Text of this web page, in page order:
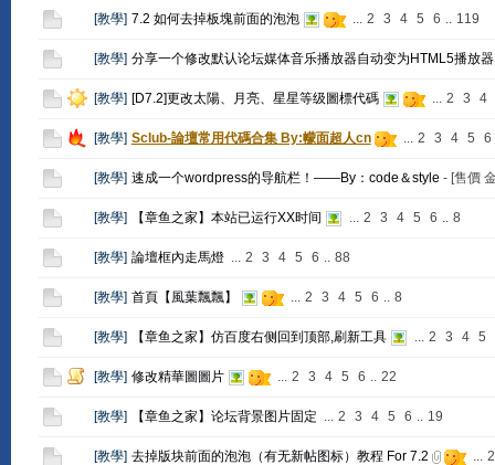
[教學] 7.2 如何去掉板塊前面的泡泡 ... 2 3 4 5 6 .. 119
[教學] 分享一个修改默认论坛媒体音乐播放器自动变为HTML5播放器
[教學] [D7.2]更改太陽、月亮、星星等级圖標代碼 ... 2 3 4
[教學] Sclub-論壇常用代碼合集 By:幪面超人cn ... 2 3 4 5 6
[教學] 速成一个wordpress的导航栏！——By：code＆style - [售價
[教學] 【章鱼之家】本站已运行XX时间 ... 2 3 4 5 6 .. 8
[教學] 論壇框內走馬燈 ... 2 3 4 5 6 .. 88
[教學] 首頁【風葉飄飄】 ... 2 3 4 5 6 .. 8
[教學] 【章鱼之家】仿百度右侧回到顶部,刷新工具 ... 2 3 4 5
[教學] 修改精華圖圖片 ... 2 3 4 5 6 .. 22
[教學] 【章鱼之家】论坛背景图片固定 ... 2 3 4 5 6 .. 19
[教學] 去掉版块前面的泡泡（有无新帖图标）教程 For 7.2 ... 2